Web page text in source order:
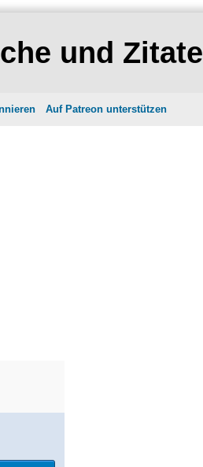
und Zitate
Auf Patreon unterstützen